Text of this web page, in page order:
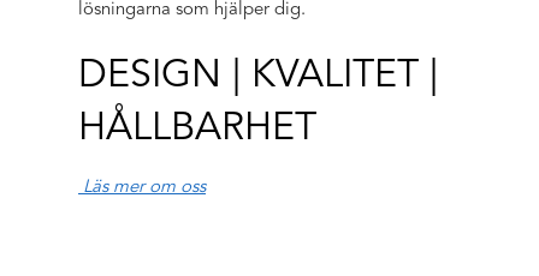
lösningarna som hjälper dig.
DESIGN | KVALITET |
HÅLLBARHET
Läs mer om oss